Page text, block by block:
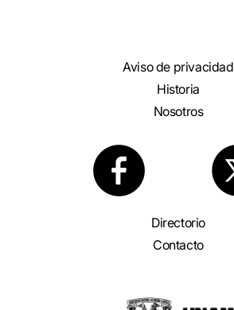
Aviso de privacidad
Historia
Nosotros
Directorio
Contacto